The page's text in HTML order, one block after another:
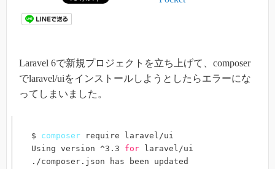
Laravel 6で新規プロジェクトを立ち上げて、composer
でlaravel/uiをインストールしようとしたらエラーにな
ってしまいました。
$ composer require laravel/ui
Using version ^3.3 for laravel/ui
./composer.json has been updated